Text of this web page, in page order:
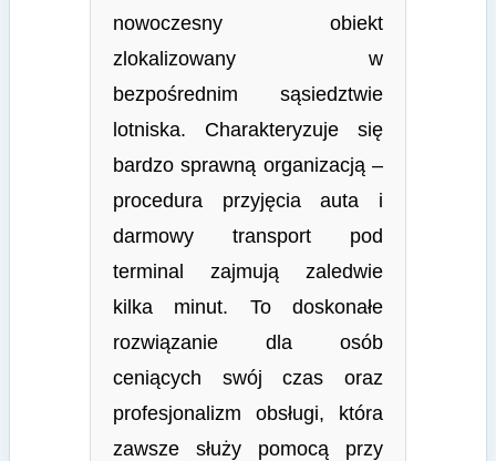
nowoczesny obiekt
zlokalizowany w
bezpośrednim sąsiedztwie
lotniska. Charakteryzuje się
bardzo sprawną organizacją –
procedura przyjęcia auta i
darmowy transport pod
terminal zajmują zaledwie
kilka minut. To doskonałe
rozwiązanie dla osób
ceniących swój czas oraz
profesjonalizm obsługi, która
zawsze służy pomocą przy